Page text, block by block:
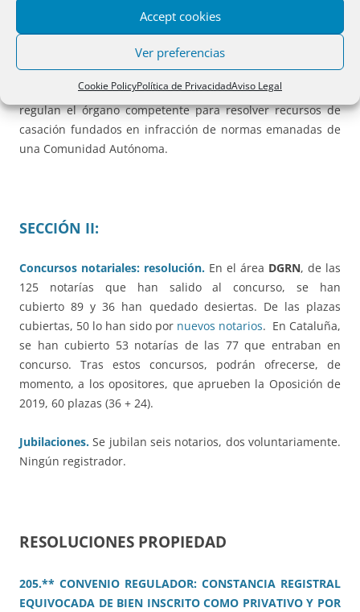
Accept cookies
Ver preferencias
Cookie PolicyPolítica de PrivacidadAviso Legal
Navarra, Extremadura (TR Tributos cedidos), Illes Balears y
Comunitat Valenciana.
Tribunal Constitucional.Se cuestiona la
constitucionalidad de dos párrafos del art. 86.3 LJCA que
regulan el órgano competente para resolver recursos de
casación fundados en infracción de normas emanadas de
una Comunidad Autónoma.
SECCIÓN II:
Concursos notariales: resolución. En el área DGRN, de las
125 notarías que han salido al concurso, se han
cubierto 89 y 36 han quedado desiertas. De las plazas
cubiertas, 50 lo han sido por nuevos notarios. En Cataluña,
se han cubierto 53 notarías de las 77 que entraban en
concurso. Tras estos concursos, podrán ofrecerse, de
momento, a los opositores, que aprueben la Oposición de
2019, 60 plazas (36 + 24).
Jubilaciones. Se jubilan seis notarios, dos voluntariamente.
Ningún registrador.
RESOLUCIONES PROPIEDAD
205.** CONVENIO REGULADOR: CONSTANCIA REGISTRAL
EQUIVOCADA DE BIEN INSCRITO COMO PRIVATIVO Y POR